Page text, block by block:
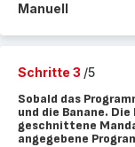
Manuell
Schritte 3 /5
Sobald das
und die Banane.
geschnittene
angegebene